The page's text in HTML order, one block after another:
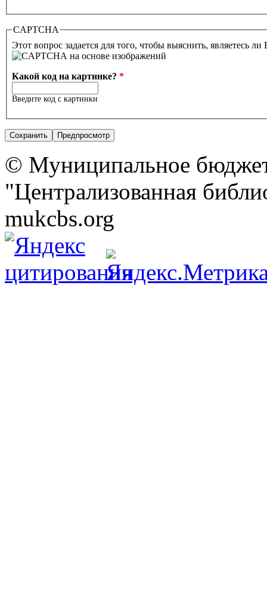
CAPTCHA
Этот вопрос задается для того, чтобы выяснить, являетесь
Какой код на картинке? *
Введите код с картинки
© Муниципальное
"Централизованная
mukcbs.org